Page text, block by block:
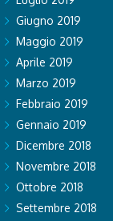
Giugno 2019
Maggio 2019
Aprile 2019
Marzo 2019
Febbraio 2019
Gennaio 2019
Dicembre 2018
Novembre 2018
Ottobre 2018
Settembre 2018